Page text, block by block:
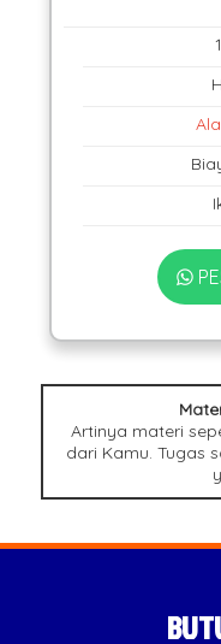
Artinya materi
dari Kamu. Tugas